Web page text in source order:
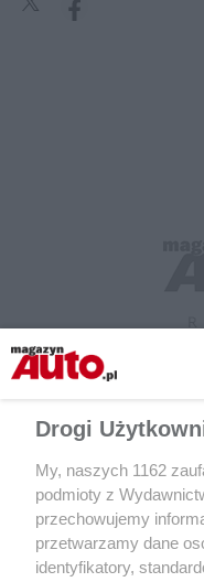
Drogi
My, naszych 1162
podmioty z
przechowujemy
przetwarzamy dane
identyfikatory,